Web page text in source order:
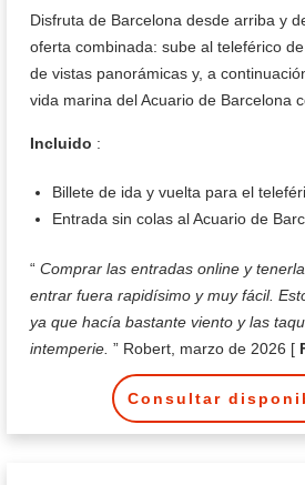
Disfruta de Barcelona desde arriba y
oferta combinada: sube al teleférico
de vistas panorámicas y, a
vida marina del Acuario de Barcelona
Incluido :
Billete de ida y vuelta para el
Entrada sin colas al Acuario de
“ Comprar las entradas online y
entrar fuera rapidísimo y muy fácil.
ya que hacía bastante viento y las
intemperie. ” Robert, marzo de 2026 [
Consultar